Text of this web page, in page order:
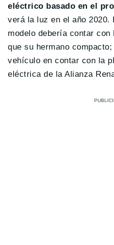
eléctrico basado en el
verá la luz en el año 2020.
modelo debería contar
que su hermano
vehículo en contar con la
eléctrica de la Alianza